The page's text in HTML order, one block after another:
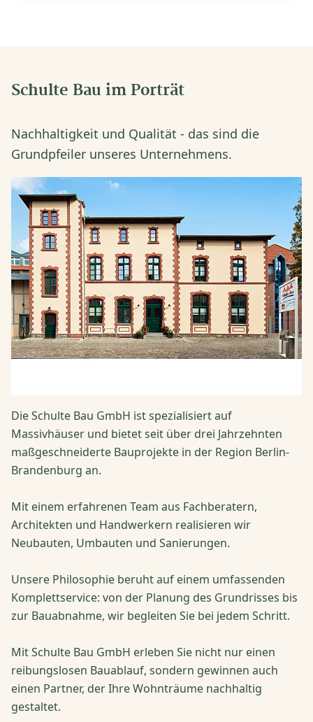
Schulte Bau im Porträt
Nachhaltigkeit und Qualität - das sind die
Grundpfeiler unseres Unternehmens.
Die Schulte Bau GmbH ist spezialisiert auf
Massivhäuser und bietet seit über drei Jahrzehnten
maßgeschneiderte Bauprojekte in der Region Berlin-
Brandenburg an.
Mit einem erfahrenen Team aus Fachberatern,
Architekten und Handwerkern realisieren wir
Neubauten, Umbauten und Sanierungen.
Unsere Philosophie beruht auf einem umfassenden
Komplettservice: von der Planung des Grundrisses bis
zur Bauabnahme, wir begleiten Sie bei jedem Schritt.
Mit Schulte Bau GmbH erleben Sie nicht nur einen
reibungslosen Bauablauf, sondern gewinnen auch
einen Partner, der Ihre Wohnträume nachhaltig
gestaltet.